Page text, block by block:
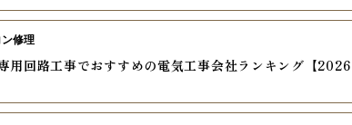
用回路工事でおすすめの電気工事会社ランキング【2026
修理